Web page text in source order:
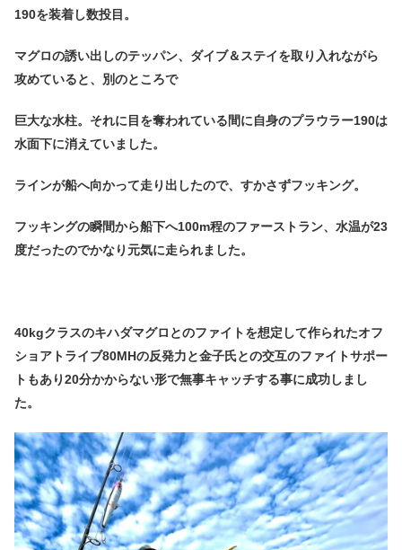
190を装着し数投目。
マグロの誘い出しのテッパン、ダイブ＆ステイを取り入れながら
攻めていると、別のところで
巨大な水柱。それに目を奪われている間に自身のプラウラー190は
水面下に消えていました。
ラインが船へ向かって走り出したので、すかさずフッキング。
フッキングの瞬間から船下へ100m程のファーストラン、水温が23
度だったのでかなり元気に走られました。
40kgクラスのキハダマグロとのファイトを想定して作られたオフ
ショアトライブ80MHの反発力と金子氏との交互のファイトサポー
トもあり20分かからない形で無事キャッチする事に成功しまし
た。